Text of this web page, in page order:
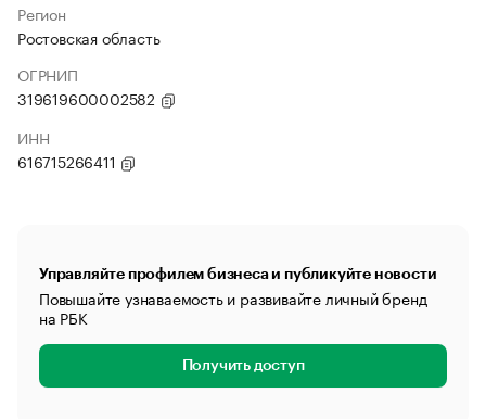
Регион
Ростовская область
ОГРНИП
319619600002582
ИНН
616715266411
Управляйте профилем бизнеса и публикуйте новости
Повышайте узнаваемость и развивайте личный бренд
на РБК
Получить доступ